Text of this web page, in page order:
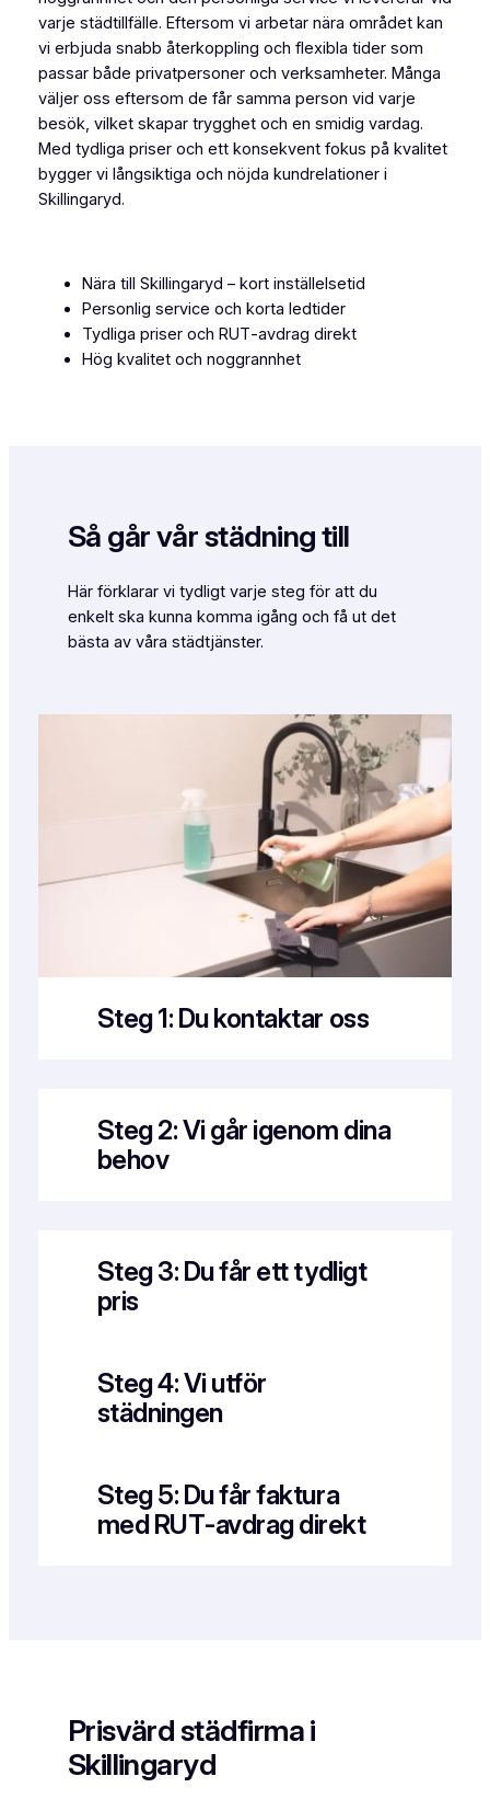
varje städtillfälle. Eftersom vi arbetar nära området kan
vi erbjuda snabb återkoppling och flexibla tider som
passar både privatpersoner och verksamheter. Många
väljer oss eftersom de får samma person vid varje
besök, vilket skapar trygghet och en smidig vardag.
Med tydliga priser och ett konsekvent fokus på kvalitet
bygger vi långsiktiga och nöjda kundrelationer i
Skillingaryd.
Nära till Skillingaryd – kort inställelsetid
Personlig service och korta ledtider
Tydliga priser och RUT‑avdrag direkt
Hög kvalitet och noggrannhet
Så går vår städning till
Här förklarar vi tydligt varje steg för att du
enkelt ska kunna komma igång och få ut det
bästa av våra städtjänster.
Steg 1: Du kontaktar oss
Steg 2: Vi går igenom dina
behov
Steg 3: Du får ett tydligt
pris
Steg 4: Vi utför
städningen
Steg 5: Du får faktura
med RUT‑avdrag direkt
Prisvärd städfirma i
Skillingaryd